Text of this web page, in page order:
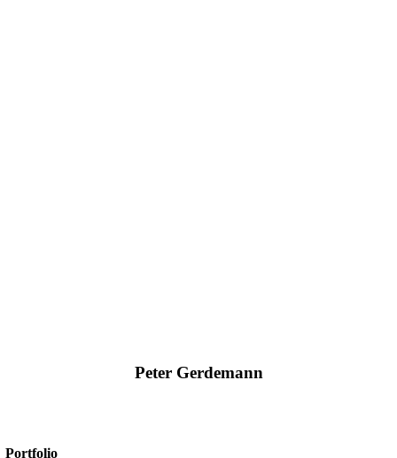
Peter Gerdemann
Portfolio